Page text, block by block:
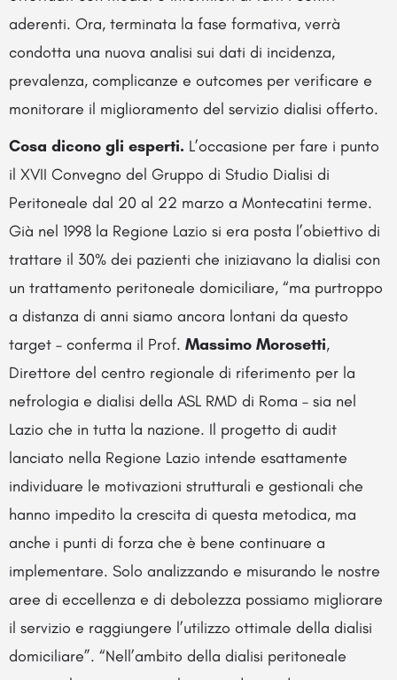
aderenti. Ora, terminata la fase formativa, verrà
condotta una nuova analisi sui dati di incidenza,
prevalenza, complicanze e outcomes per verificare e
monitorare il miglioramento del servizio dialisi offerto.
Cosa dicono gli esperti. L’occasione per fare i punto
il XVII Convegno del Gruppo di Studio Dialisi di
Peritoneale dal 20 al 22 marzo a Montecatini terme.
Già nel 1998 la Regione Lazio si era posta l’obiettivo di
trattare il 30% dei pazienti che iniziavano la dialisi con
un trattamento peritoneale domiciliare, “ma purtroppo
a distanza di anni siamo ancora lontani da questo
target – conferma il Prof. Massimo Morosetti,
Direttore del centro regionale di riferimento per la
nefrologia e dialisi della ASL RMD di Roma – sia nel
Lazio che in tutta la nazione. Il progetto di audit
lanciato nella Regione Lazio intende esattamente
individuare le motivazioni strutturali e gestionali che
hanno impedito la crescita di questa metodica, ma
anche i punti di forza che è bene continuare a
implementare. Solo analizzando e misurando le nostre
aree di eccellenza e di debolezza possiamo migliorare
il servizio e raggiungere l’utilizzo ottimale della dialisi
domiciliare”. “Nell’ambito della dialisi peritoneale